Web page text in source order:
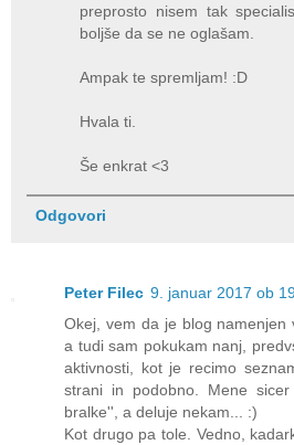
preprosto nisem tak
boljše da se ne oglašam.
Ampak te spremljam! :D
Hvala ti.
Še enkrat <3
Odgovori
Peter Filec 9. januar 2017 ob
Okej, vem da je blog namenjen
a tudi sam pokukam nanj,
aktivnosti, kot je recimo
strani in podobno. Mene
bralke'', a deluje nekam... :)
Kot drugo pa tole. Vedno,